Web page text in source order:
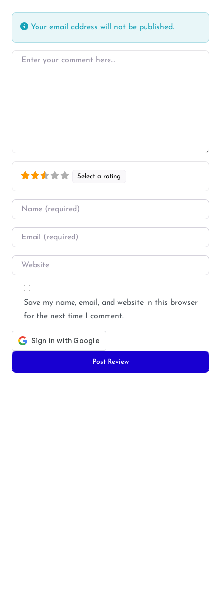
Your email address will not be published.
Enter your comment here…
Select a rating
Name
Email
Website
Save my name, email, and website in this browser
for the next time I comment.